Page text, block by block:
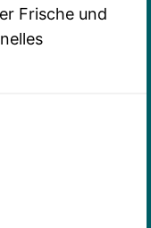
Frische und